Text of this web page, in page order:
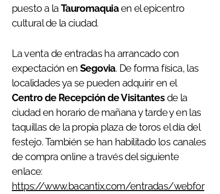
puesto a la Tauromaquiaen el epicentro
cultural de la ciudad.
La venta de entradas ha arrancado con
expectación en Segovia. De forma física, las
localidades ya se pueden adquirir en el
Centro de Recepción de Visitantesde la
ciudad en horario de mañana y tarde y en las
taquillas de la propia plaza de toros el día del
festejo. También se han habilitado los canales
de compra online a través del siguiente
enlace:
https://www.bacantix.com/entradas/webfor